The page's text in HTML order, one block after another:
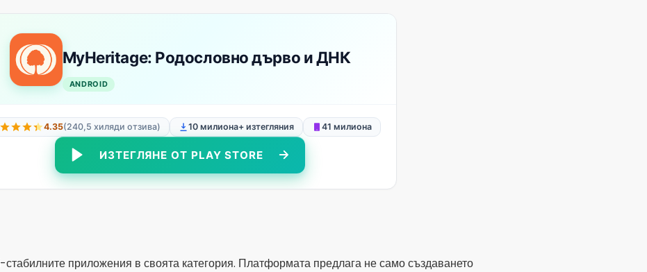
MyHeritage: Родословно дърво и ДНК
ANDROID
4.35(240,5 хиляди отзива) 10 милиона+ изтегляния 41 милиона
ИЗТЕГЛЯНЕ ОТ PLAY STORE
приложения в своята категория. Платформата предлага не само създаването